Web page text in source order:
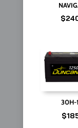
$
30H-
$